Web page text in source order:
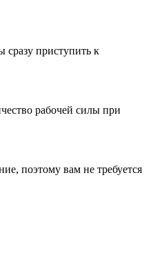
сразу приступить к
рабочей силы при
поэтому вам не требуется